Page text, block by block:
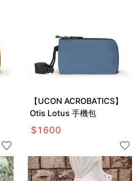
【UCON ACROBATICS】
Otis Lotus 手機包
$1600